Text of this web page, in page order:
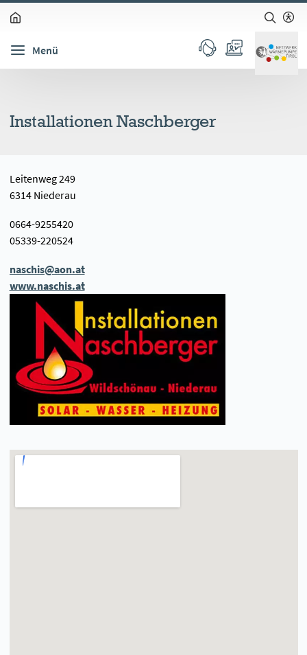
zum Inhalt springen (Alt + 0)
zur Navigation springen (Alt + 1)
zur Suche springen (Alt + 2)
Hochkontrastmodus ein-/ausschalten (Alt + 3)
Barrierefreiheits-Widget öffnen (Alt + 5)
Menü
Installationen Naschberger
Leitenweg 249
6314 Niederau
0664-9255420
05339-220524
naschis@aon.at
www.naschis.at